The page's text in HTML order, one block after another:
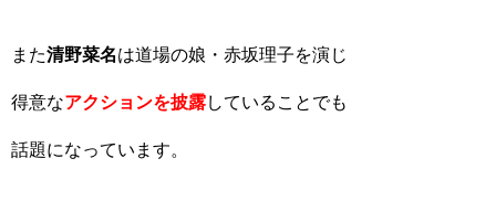
また清野菜名は道場の娘・赤坂理子を演じ
得意なアクションを披露していることでも
話題になっています。